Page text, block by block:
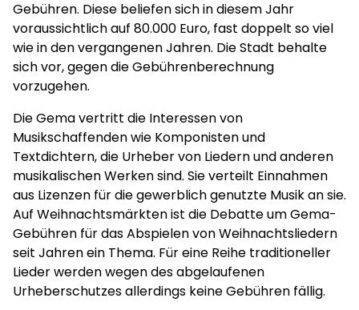
Gebühren. Diese beliefen sich in diesem Jahr
voraussichtlich auf 80.000 Euro, fast doppelt so viel
wie in den vergangenen Jahren. Die Stadt behalte
sich vor, gegen die Gebührenberechnung
vorzugehen.
Die Gema vertritt die Interessen von
Musikschaffenden wie Komponisten und
Textdichtern, die Urheber von Liedern und anderen
musikalischen Werken sind. Sie verteilt Einnahmen
aus Lizenzen für die gewerblich genutzte Musik an sie.
Auf Weihnachtsmärkten ist die Debatte um Gema-
Gebühren für das Abspielen von Weihnachtsliedern
seit Jahren ein Thema. Für eine Reihe traditioneller
Lieder werden wegen des abgelaufenen
Urheberschutzes allerdings keine Gebühren fällig.